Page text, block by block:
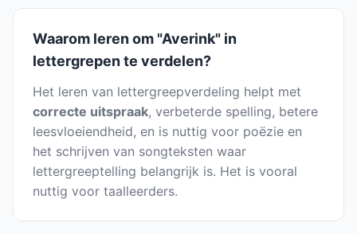
Waarom leren om "Averink" in
lettergrepen te verdelen?
Het leren van lettergreepverdeling helpt met
correcte uitspraak, verbeterde spelling, betere
leesvloeiendheid, en is nuttig voor poëzie en
het schrijven van songteksten waar
lettergreeptelling belangrijk is. Het is vooral
nuttig voor taalleerders.